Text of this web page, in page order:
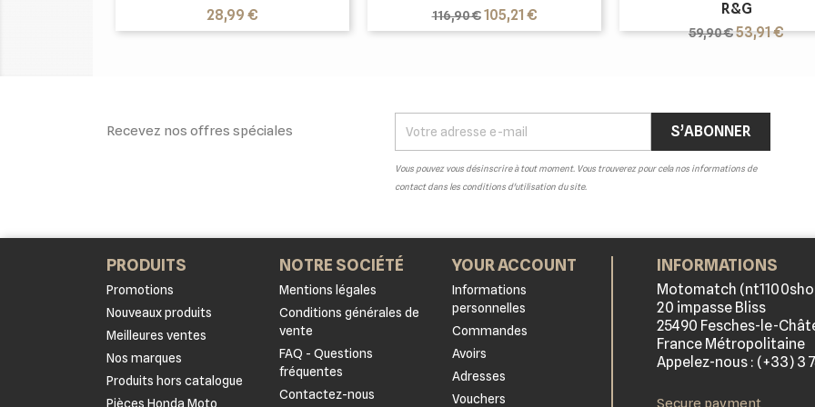
Prix
28,99 €
Prix
de
116,90 € Prix
105,21 €
R&G
Prix
59,90 €Prix
53,91 €
Recevez nos offres spéciales
Vous pouvez vous désinscrire à tout moment. Vous trouverez pour cela nos informations de
contact dans les conditions d'utilisation du site.
PRODUITS
Promotions
Nouveaux produits
Meilleures ventes
Nos marques
Produits hors catalogue
Pièces Honda Moto
NOTRE SOCIÉTÉ
Mentions légales
Conditions générales de
vente
FAQ - Questions
fréquentes
Contactez-nous
YOUR ACCOUNT
Informations
personnelles
Commandes
Avoirs
Adresses
Vouchers
INFORMATIONS
Motomatch
20 impasse Bliss
25490 Fesches-le-
France Métropolitaine
Appelez-nous : (+33) 3
Secure payment